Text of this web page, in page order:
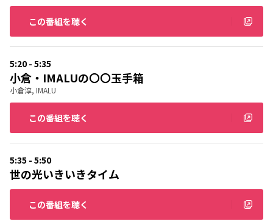
この番組を聴く
5:20 - 5:35
小倉・IMALUの〇〇玉手箱
小倉淳, IMALU
この番組を聴く
5:35 - 5:50
世の光いきいきタイム
この番組を聴く